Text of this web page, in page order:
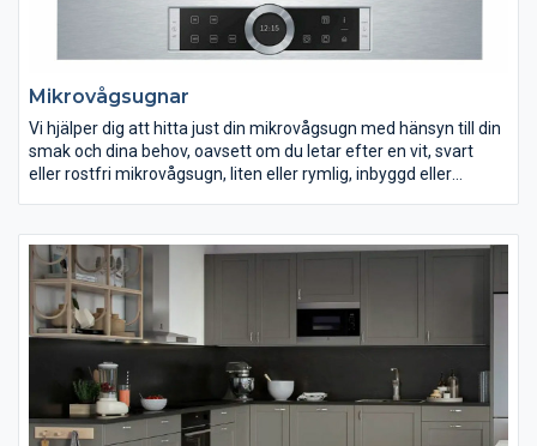
Mikrovågsugnar
Vi hjälper dig att hitta just din mikrovågsugn med hänsyn till din
smak och dina behov, oavsett om du letar efter en vit, svart
eller rostfri mikrovågsugn, liten eller rymlig, inbyggd eller
bara några minuter. Det finns även modeller av mikrovågsugn
med grillfunktioner och ångkokning, som gör att du kan få en
krispig yta på din mat.